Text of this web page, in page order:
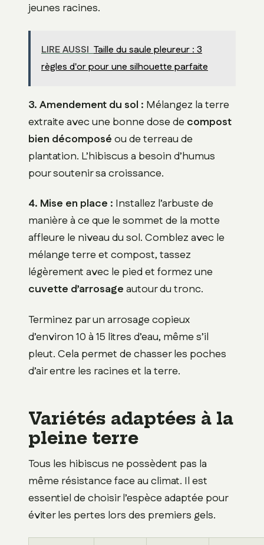
jeunes racines.
LIRE AUSSI Taille du saule pleureur : 3
règles d'or pour une silhouette parfaite
3. Amendement du sol : Mélangez la terre
extraite avec une bonne dose decompost
bien décomposéou de terreau de
plantation. L’hibiscus a besoin d’humus
pour soutenir sa croissance.
4. Mise en place : Installez l’arbuste de
manière à ce que le sommet de la motte
affleure le niveau du sol. Comblez avec le
mélange terre et compost, tassez
légèrement avec le pied et formez une
cuvette d’arrosageautour du tronc.
Terminez par un arrosage copieux
d’environ 10 à 15 litres d’eau, même s’il
pleut. Cela permet de chasser les poches
d’air entre les racines et la terre.
Variétés adaptées à la
pleine terre
Tous les hibiscus ne possèdent pas la
même résistance face au climat. Il est
essentiel de choisir l’espèce adaptée pour
éviter les pertes lors des premiers gels.